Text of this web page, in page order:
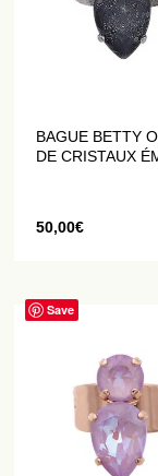
BAGUE BETTY
DE CRISTAUX
50,00€
Save